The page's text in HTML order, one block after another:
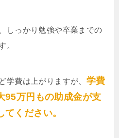
しっかり勉強や卒業までの
。
学費は上がりますが、 学費
95万円もの助成金が支
ください。